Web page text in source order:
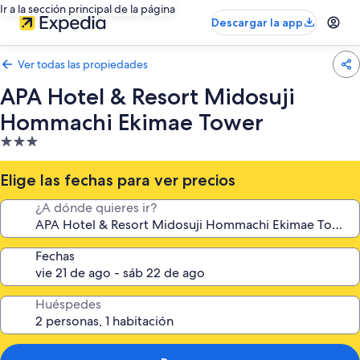
Ir a la sección principal de la página
Descargar la app
Ver todas las propiedades
APA Hotel & Resort Midosuji
Hommachi Ekimae Tower
Propiedad
de
3.0
estrellas
Elige las fechas para ver precios
¿A dónde quieres ir?
Fechas
Huéspedes